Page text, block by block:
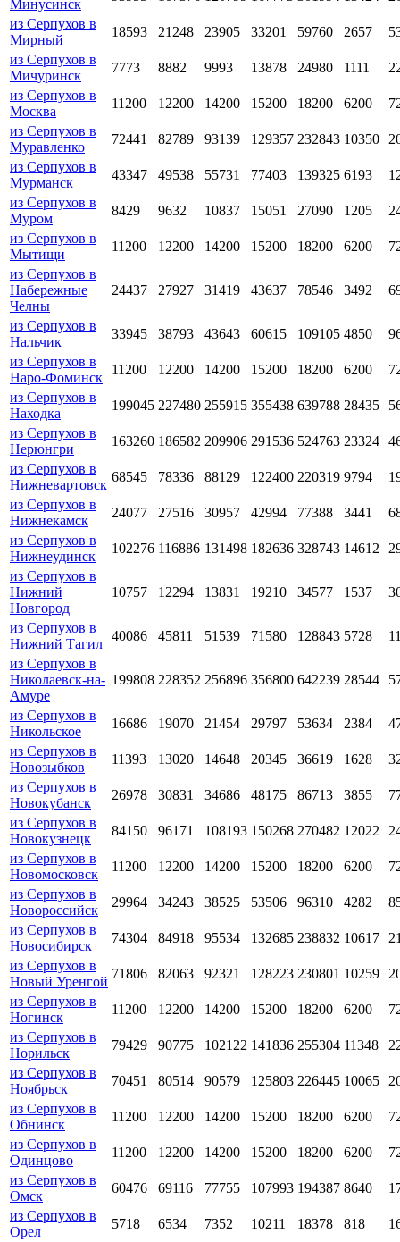
Минусинск
из Серпухов в
Мирный
18593 21248 23905 33201 59760 2657
из Серпухов в
Мичуринск
7773 8882 9993 13878 24980 1111
из Серпухов в
Москва
11200 12200 14200 15200 18200 6200
из Серпухов в
Муравленко
72441 82789 93139 129357 232843 10350
из Серпухов в
Мурманск
43347 49538 55731 77403 139325 6193
из Серпухов в
Муром
8429 9632 10837 15051 27090 1205
из Серпухов в
Мытищи
11200 12200 14200 15200 18200 6200
из Серпухов в
Набережные
Челны
24437 27927 31419 43637 78546 3492
из Серпухов в
Нальчик
33945 38793 43643 60615 109105 4850
из Серпухов в
Наро-Фоминск
11200 12200 14200 15200 18200 6200
из Серпухов в
Находка
199045 227480 255915 355438 639788 28435
из Серпухов в
Нерюнгри
163260 186582 209906 291536 524763 23324
из Серпухов в
Нижневартовск
68545 78336 88129 122400 220319 9794
из Серпухов в
Нижнекамск
24077 27516 30957 42994 77388 3441
из Серпухов в
Нижнеудинск
102276 116886 131498 182636 328743 14612
из Серпухов в
Нижний
Новгород
10757 12294 13831 19210 34577 1537
из Серпухов в
Нижний Тагил
40086 45811 51539 71580 128843 5728
из Серпухов в
Николаевск-на-
Амуре
199808 228352 256896 356800 642239 28544
из Серпухов в
Никольское
16686 19070 21454 29797 53634 2384
из Серпухов в
Новозыбков
11393 13020 14648 20345 36619 1628
из Серпухов в
Новокубанск
26978 30831 34686 48175 86713 3855
из Серпухов в
Новокузнецк
84150 96171 108193 150268 270482 12022
из Серпухов в
Новомосковск
11200 12200 14200 15200 18200 6200
из Серпухов в
Новороссийск
29964 34243 38525 53506 96310 4282
из Серпухов в
Новосибирск
74304 84918 95534 132685 238832 10617
из Серпухов в
Новый Уренгой
71806 82063 92321 128223 230801 10259
из Серпухов в
Ногинск
11200 12200 14200 15200 18200 6200
из Серпухов в
Норильск
79429 90775 102122 141836 255304 11348
из Серпухов в
Ноябрьск
70451 80514 90579 125803 226445 10065
из Серпухов в
Обнинск
11200 12200 14200 15200 18200 6200
из Серпухов в
Одинцово
11200 12200 14200 15200 18200 6200
из Серпухов в
Омск
60476 69116 77755 107993 194387 8640
из Серпухов в
Орел
5718 6534 7352 10211 18378 818